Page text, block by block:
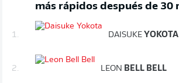
más rápidos después de 30
1. DAISUKE YOKOTA
2. LEON BELL BELL